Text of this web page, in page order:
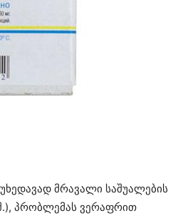
მრავალი საშუალების
პრობლემას ვერაფრით